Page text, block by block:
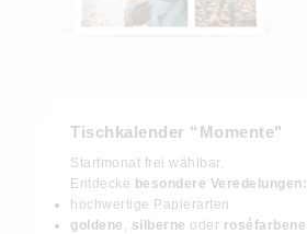
Tischkalender “Momente"
Startmonat frei wählbar.
Entdecke besondere Veredelungen:
hochwertige Papierarten
goldene , silberne oder roséfarbene